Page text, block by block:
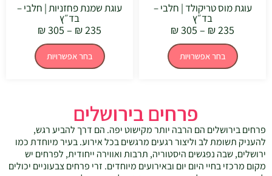
עוגת מוס טריקולד | חלבי –
בד״ץ
₪235
–
₪305
בחר אפשרויות
עוגת שמנת פחזניות | חלבי –
בד״ץ
₪235
–
₪305
בחר אפשרויות
פרחים בירושלים
פרחים בירושלים הם הרבה יותר מקישוט יפה. הם דרך להביע רגש,
להעניק תשומת לב וליצור רגעים מרגשים בכל אירוע. בעיר מיוחדת כמו
ירושלים, שבה נפגשים היסטוריה, תרבות ואווירה ייחודית, לפרחים יש
מקום מרכזי בחיי היום יום ובאירועים מיוחדים. זרי פרחים צבעוניים יכולים